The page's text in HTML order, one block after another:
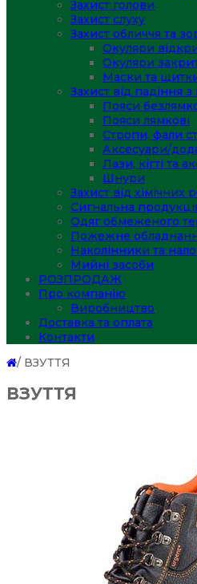
Захист голови
Захист слуху
Захист обличчя та
Окуляри
Окуляри
Маски та
Захист від падіння з
Пояси
Пояси лямкові
Стропи, фали
Аксесуари/
Лази, кігті та
Шнури
Захист від хімічних
Сигнальна
Одяг обмеженого
Пожежне
Наколінники та
Мийні засоби
РОЗПРОДАЖ
Про компанію
Виробництво
Доставка та оплата
Контакти
/ ВЗУТТЯ
ВЗУТТЯ